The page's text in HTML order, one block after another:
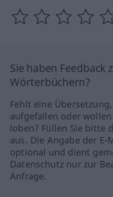
Sie haben Feedback
Wörterbüchern?
Fehlt eine
aufgefallen oder
loben? Füllen Sie bitte
aus. Die Angabe der E-
optional und dient
Datenschutz nur zur
Anfrage.